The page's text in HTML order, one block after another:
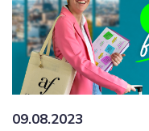
09.08.2023